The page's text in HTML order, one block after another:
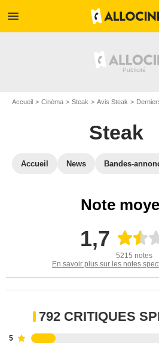
menu
Accueil Cinéma Steak Avis Steak
Steak
Accueil News Bandes-
Note
1,7
5215 notes
En savoir plus sur les notes
792 CRITIQUES
5